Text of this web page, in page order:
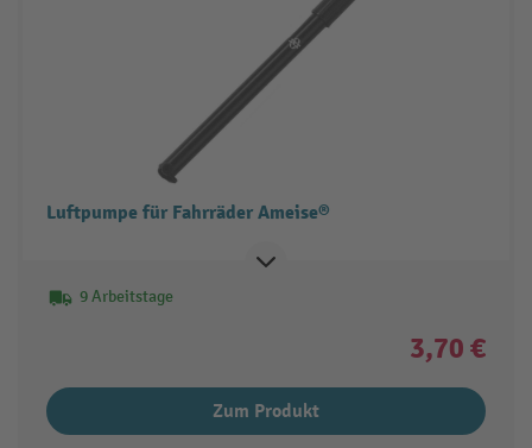
Luftpumpe für Fahrräder Ameise®
9 Arbeitstage
3,70 €
Zum Produkt